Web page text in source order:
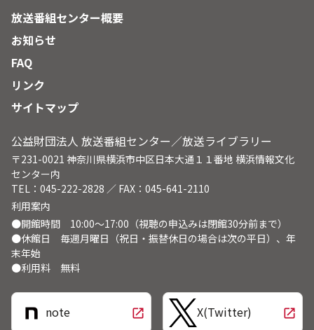
放送番組センター概要
お知らせ
FAQ
リンク
サイトマップ
公益財団法人 放送番組センター／放送ライブラリー
〒231-0021 神奈川県横浜市中区日本大通１１番地 横浜情報文化
センター内
TEL：045-222-2828 ／ FAX：045-641-2110
利用案内
●開館時間 10:00～17:00（視聴の申込みは閉館30分前まで）
●休館日 毎週月曜日（祝日・振替休日の場合は次の平日）、年
末年始
●利用料 無料
note open_in_new X(Twitter) open_in_new